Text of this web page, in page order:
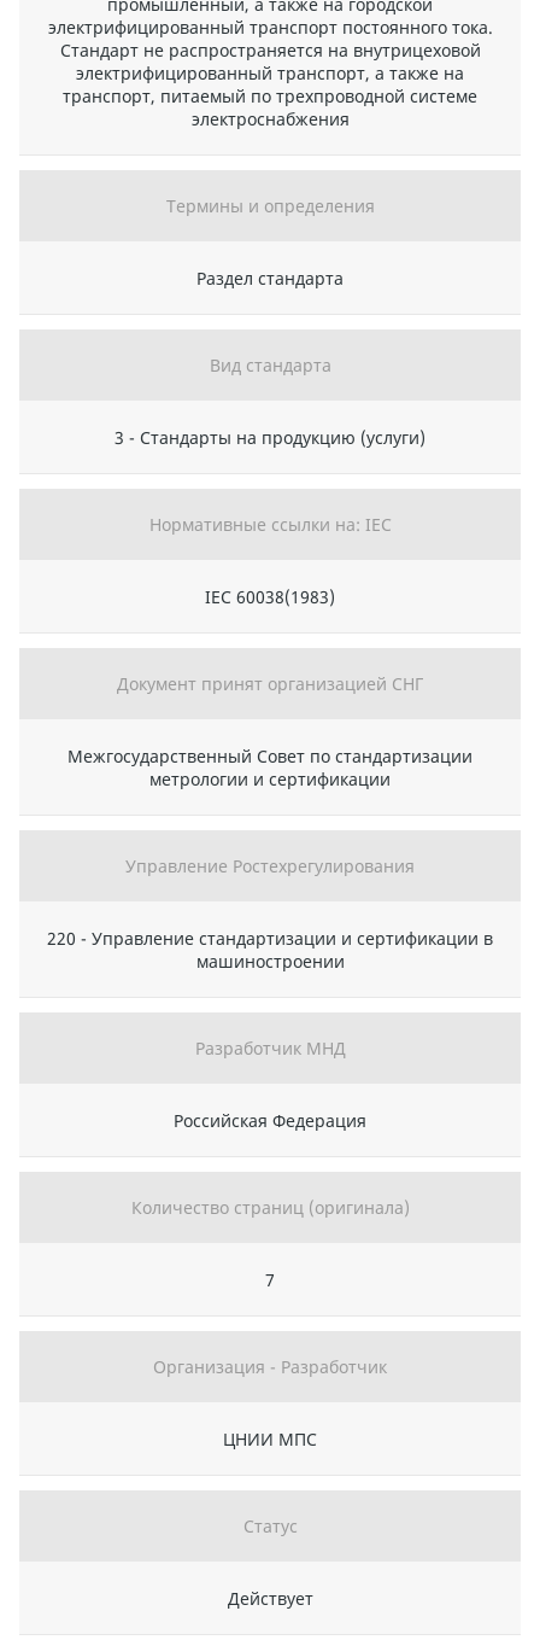
промышленный, а также на городской
электрифицированный транспорт постоянного тока.
Стандарт не распространяется на внутрицеховой
электрифицированный транспорт, а также на
транспорт, питаемый по трехпроводной системе
электроснабжения
Термины и определения
Раздел стандарта
Вид стандарта
3 - Стандарты на продукцию (услуги)
Нормативные ссылки на: IEC
IEC 60038(1983)
Документ принят организацией СНГ
Межгосударственный Совет по стандартизации
метрологии и сертификации
Управление Ростехрегулирования
220 - Управление стандартизации и сертификации в
машиностроении
Разработчик МНД
Российская Федерация
Количество страниц (оригинала)
7
Организация - Разработчик
ЦНИИ МПС
Статус
Действует